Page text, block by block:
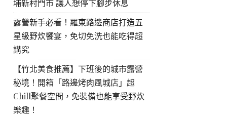
埔新村門市 讓人想停下腳步休息
露營新手必看！羅東路邊商店打造五
星級野炊饗宴，免切免洗也能吃得超
講究
【竹北美食推薦】下班後的城市露營
秘境！開箱「路邊烤肉風城店」超
Chill聚餐空間，免裝備也能享受野炊
樂趣！